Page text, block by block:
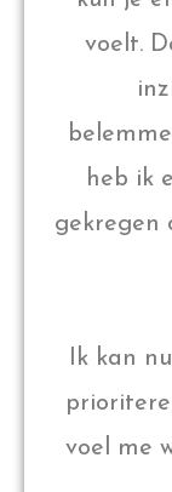
voelt.
heb ik
gekregen
Ik kan
voel me